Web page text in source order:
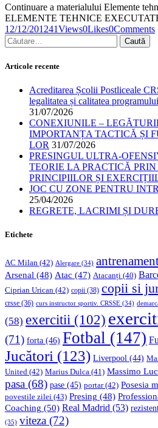
Continuare a materialului Elemente
ELEMENTE TEHNICE
12/12/201241Views0Likes0Comments
Articole recente
Acreditarea Școlii Postliceale
legalitatea și calitatea
31/07/2026
CONEXIUNILE –
IMPORTANȚA TACTICĂ ȘI
LOR 31/07/2026
PRESINGUL ULTRA-
TEORIE LA PRACTICĂ
PRINCIPIILOR ȘI
JOC CU ZONE PENTRU
25/04/2026
REGRETE, LACRIMI ȘI
Etichete
AC Milan (42) Alergare (34)
Arsenal (48) Atac (47) Atacanți (40)
Ciprian Urican (42) copii (38) copii si
crsse (36) curs instructor sportiv. CRSSE (34)
(58) exercitii (102)
(71) forta (46) Fotbal (147)
Jucători (123) Liverpool (44)
United (42) Marius Dulca (41) Massimo
pasa (68) pase (45) portar(42) Posesia
povestile zilei (43) Presing (48)
Coaching (50) Real Madrid (53)
(35) viteza (72)